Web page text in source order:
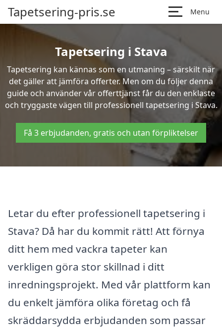
Tapetsering-pris.se Menu
Tapetsering i Stava
Tapetsering kan kännas som en utmaning – särskilt när
det gäller att jämföra offerter. Men om du följer denna
guide och använder vår offerttjänst får du den enklaste
och tryggaste vägen till professionell tapetsering i Stava.
Få 3 erbjudanden, gratis och utan förpliktelser
Letar du efter professionell tapetsering i
Stava? Då har du kommit rätt! Att förnya
ditt hem med vackra tapeter kan
verkligen göra stor skillnad i ditt
inredningsprojekt. Med vår plattform kan
du enkelt jämföra olika företag och få
skräddarsydda erbjudanden som passar